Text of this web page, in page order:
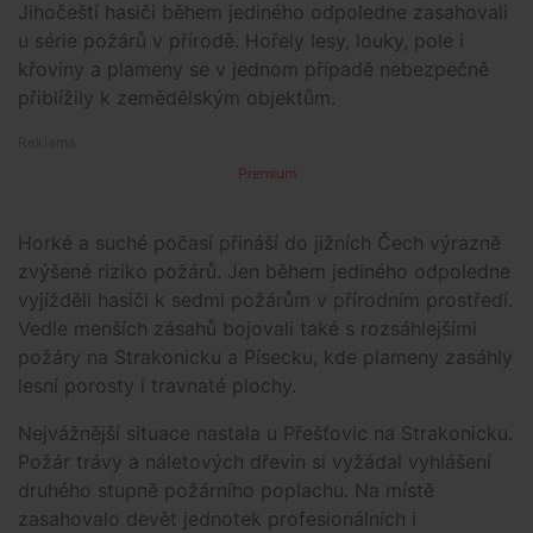
Jihočeští hasiči během jediného odpoledne zasahovali
u série požárů v přírodě. Hořely lesy, louky, pole i
křoviny a plameny se v jednom případě nebezpečně
přiblížily k zemědělským objektům.
Premium
Horké a suché počasí přináší do jižních Čech výrazně
zvýšené riziko požárů. Jen během jediného odpoledne
vyjížděli hasiči k sedmi požárům v přírodním prostředí.
Vedle menších zásahů bojovali také s rozsáhlejšími
požáry na Strakonicku a Písecku, kde plameny zasáhly
lesní porosty i travnaté plochy.
Nejvážnější situace nastala u Přešťovic na Strakonicku.
Požár trávy a náletových dřevin si vyžádal vyhlášení
druhého stupně požárního poplachu. Na místě
zasahovalo devět jednotek profesionálních i